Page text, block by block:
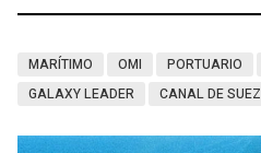
MARÍTIMO OMI PORTUARIO
GALAXY LEADER
CANAL DE SUEZ